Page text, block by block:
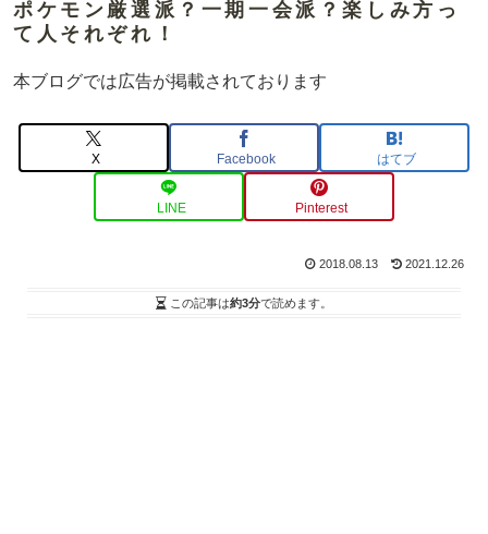
ポケモン厳選派？一期一会派？楽しみ方っ
て人それぞれ！
本ブログでは広告が掲載されております
X Facebook はてブ
LINE Pinterest
2018.08.13 2021.12.26
この記事は約3分で読めます。